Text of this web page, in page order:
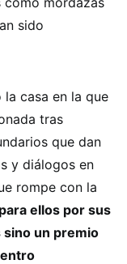
sido
casa en la que
tras
que dan
y diálogos en
rompe con la
ellos por sus
sino un premio